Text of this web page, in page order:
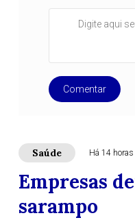
Comentar
Saúde Há 14 horas
Empresas
sarampo